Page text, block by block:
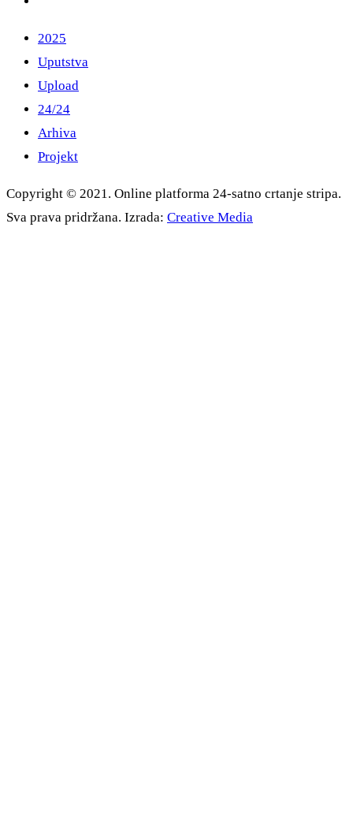
2025
Uputstva
Upload
24/24
Arhiva
Projekt
Copyright © 2021. Online platforma 24-satno crtanje stripa.
Sva prava pridržana. Izrada: Creative Media